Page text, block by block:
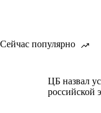
Сейчас популярно
ЦБ назвал
российской